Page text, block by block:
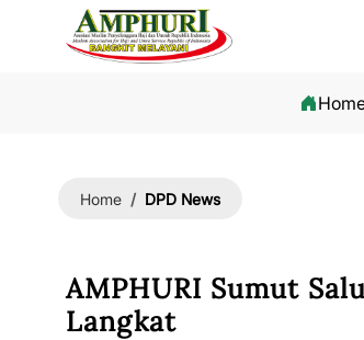
Home DPD News
AMPHURI Sumut
Langkat